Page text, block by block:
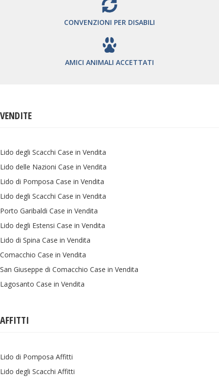
CONVENZIONI PER DISABILI
AMICI ANIMALI ACCETTATI
VENDITE
Lido degli Scacchi Case in Vendita
Lido delle Nazioni Case in Vendita
Lido di Pomposa Case in Vendita
Lido degli Scacchi Case in Vendita
Porto Garibaldi Case in Vendita
Lido degli Estensi Case in Vendita
Lido di Spina Case in Vendita
Comacchio Case in Vendita
San Giuseppe di Comacchio Case in Vendita
Lagosanto Case in Vendita
AFFITTI
Lido di Pomposa Affitti
Lido degli Scacchi Affitti